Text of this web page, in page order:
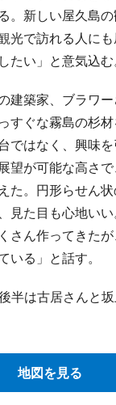
。新しい屋久島
光で訪れる人に
たい」と意気込む
築家、ブラワー
すぐな霧島の杉
ではなく、興味
望が可能な高さ
た。円形らせん
見た目も心地い
さん作ってきた
いる」と話す。
半は古居さんと
地図を見る